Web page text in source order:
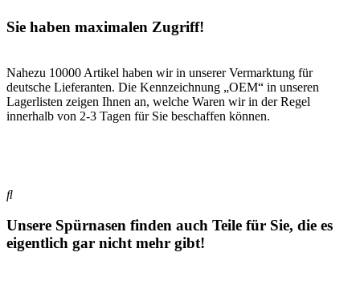
Sie haben maximalen Zugriff!
Nahezu 10000 Artikel haben wir in unserer Vermarktung für
deutsche Lieferanten. Die Kennzeichnung „OEM“ in unseren
Lagerlisten zeigen Ihnen an, welche Waren wir in der Regel
innerhalb von 2-3 Tagen für Sie beschaffen können.
Unsere Spürnasen finden auch Teile für Sie, die es
eigentlich gar nicht mehr gibt!